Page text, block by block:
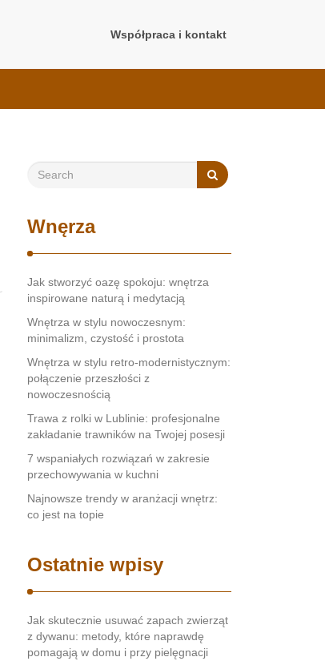
Współpraca i kontakt
Wnęrza
Jak stworzyć oazę spokoju: wnętrza
inspirowane naturą i medytacją
Wnętrza w stylu nowoczesnym:
minimalizm, czystość i prostota
Wnętrza w stylu retro-modernistycznym:
połączenie przeszłości z
nowoczesnością
Trawa z rolki w Lublinie: profesjonalne
zakładanie trawników na Twojej posesji
7 wspaniałych rozwiązań w zakresie
przechowywania w kuchni
Najnowsze trendy w aranżacji wnętrz:
co jest na topie
Ostatnie wpisy
Jak skutecznie usuwać zapach zwierząt
z dywanu: metody, które naprawdę
pomagają w domu i przy pielęgnacji